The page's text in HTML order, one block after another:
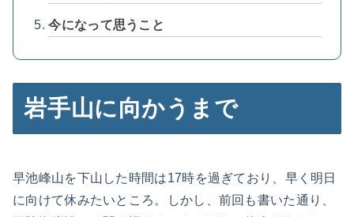
今になって思うこと
岩手山に向かうまで
早池峰山を下山した時間は17時を過ぎており、早く明日
に向けて休みたいところ。しかし、前回も書いた通り、